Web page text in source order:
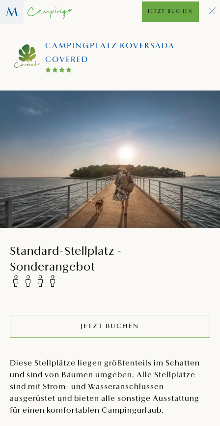
CAMPINGPLATZ KOVERSADA
COVERED
JETZT BUCHEN
Standard-Stellplatz -
Sonderangebot
JETZT BUCHEN
Diese Stellplätze liegen größtenteils im Schatten
und sind von Bäumen umgeben. Alle Stellplätze
sind mit Strom- und Wasseranschlüssen
ausgerüstet und bieten alle sonstige Ausstattung
für einen komfortablen Campingurlaub.